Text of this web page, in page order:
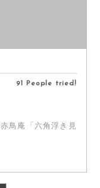
91 People tried!
鳥庵「六角浮き見